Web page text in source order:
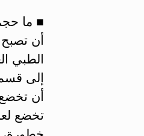
■ ما
أن
الطبي
إلى
أن
تخضع